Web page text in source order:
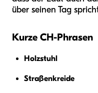
über seinen Tag
Kurze CH-Phrasen
Holzstuhl
Straßenkreide